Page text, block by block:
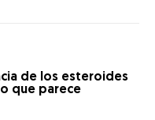
de los esteroides
que parece